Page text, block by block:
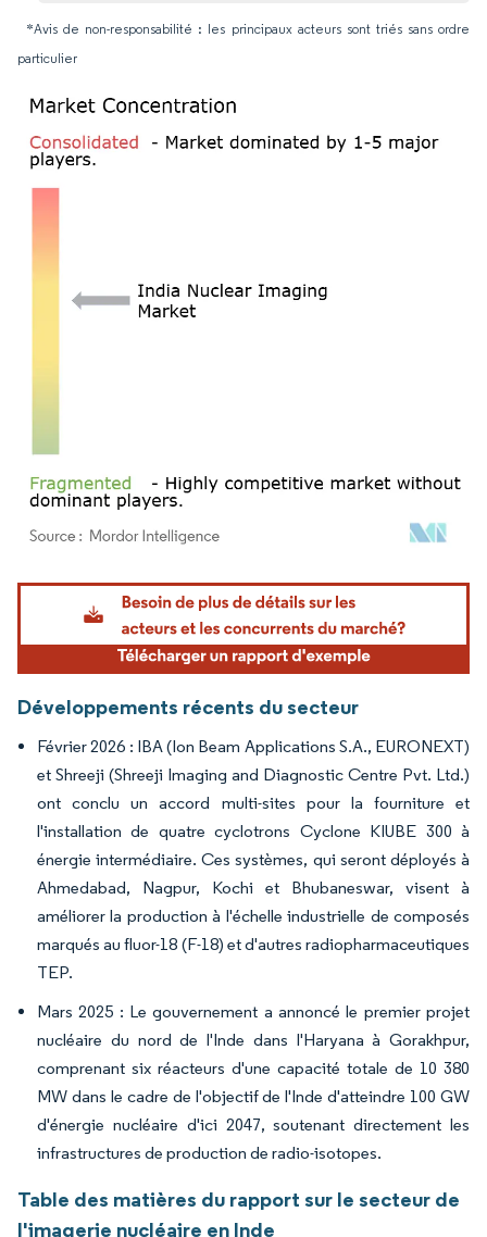
*Avis de non-responsabilité : les principaux acteurs sont triés sans ordre
particulier
Image © Mordor Intelligence. La réutilisation nécessite une attribution sous CC BY
Développements récents du secteur
Février 2026 : IBA (Ion Beam Applications S.A., EURONEXT)
et Shreeji (Shreeji Imaging and Diagnostic Centre Pvt. Ltd.)
ont conclu un accord multi-sites pour la fourniture et
l'installation de quatre cyclotrons Cyclone KIUBE 300 à
énergie intermédiaire. Ces systèmes, qui seront déployés à
Ahmedabad, Nagpur, Kochi et Bhubaneswar, visent à
améliorer la production à l'échelle industrielle de composés
marqués au fluor-18 (F-18) et d'autres radiopharmaceutiques
TEP.
Mars 2025 : Le gouvernement a annoncé le premier projet
nucléaire du nord de l'Inde dans l'Haryana à Gorakhpur,
comprenant six réacteurs d'une capacité totale de 10 380
MW dans le cadre de l'objectif de l'Inde d'atteindre 100 GW
d'énergie nucléaire d'ici 2047, soutenant directement les
infrastructures de production de radio-isotopes.
Table des matières du rapport sur le secteur de
l'imagerie nucléaire en Inde